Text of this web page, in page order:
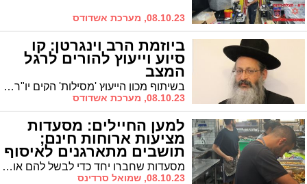
08.10.23, מערכת אשדודס
ביוזמת הרב וינגרטן: קו
סיוע וייעוץ להורים לרגל
המצב
בשיתוף מכון הייעוץ 'מסילות' הקים יו"ר 'מאוגדים' הרב יחיאל וינגרטן קו ייעוץ וסיוע להורים, כמו כן הערב תתקיים הרצאה להורים איך לתווך את המידע לילדים בצורה נכונה
08.10.23, מערכת אשדודס
למען החיילים: מסעדות
מציעות ארוחות חינם;
תושבים מתארגנים לאיסוף
מצרכים מסעדות שחברו יחד כדי לבשל להם אוכל, פעילים חברתיים ועמותות מקומיות שאוספים מצרכים ותרומות כדי לסייע לחיילים. המלחמה הביאה איתה מחזות מזעזעים, אך גם הוכיחה שעם ישראל חי!..."זה המעט שאנחנו יכולים לעשות למענם" - הצטרפו
08.10.23, שמואל סרדינס